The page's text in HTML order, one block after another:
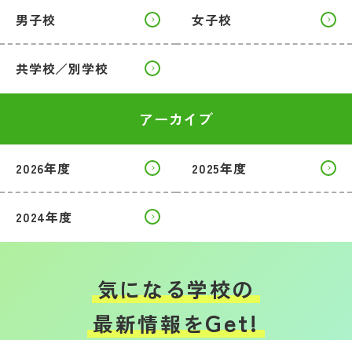
男子校 女子校
共学校／別学校
アーカイブ
2026年度 2025年度
2024年度
気になる学校の
最新情報をGet!